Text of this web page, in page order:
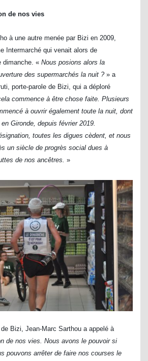
de nos vies
à une autre menée par Bizi en 2009,
Intermarché qui venait alors de
dimanche. « Nous posions alors la
des supermarchés la nuit ? » a
porte-parole de Bizi, qui a déploré
commence à être chose faite. Plusieurs
à ouvrir également toute la nuit, dont
Gironde, depuis février 2019.
toutes les digues cèdent, et nous
un siècle de progrès social dues à
de nos ancêtres. »
Bizi, Jean-Marc Sarthou a appelé à
de nos vies. Nous avons le pouvoir si
pouvons arrêter de faire nos courses le